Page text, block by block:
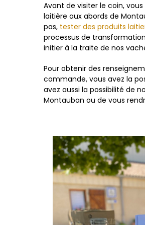
Avant de visiter le coin,
laitière aux abords de
pas, tester des produits
processus de
initier à la traite de nos
Pour obtenir des
commande, vous avez la
avez aussi la possibilité de
Montauban ou de vous